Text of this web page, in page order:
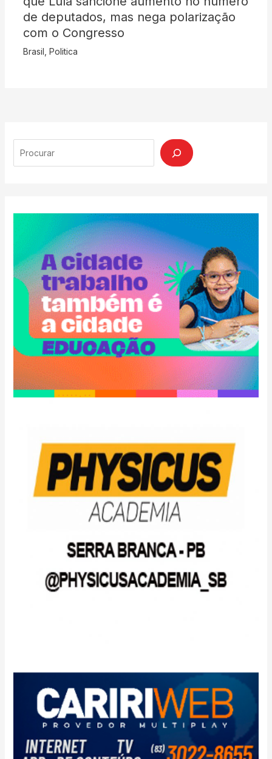
de deputados, mas nega polarização
com o Congresso
Brasil Politica